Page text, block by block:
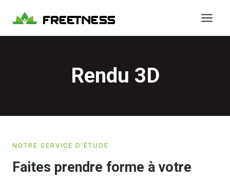
Rendu 3D
NOTRE SERVICE D’ÉTUDE
Faites prendre forme à votre